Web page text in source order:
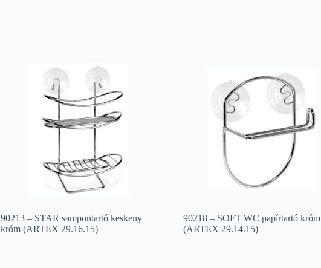
90213 – STAR sampontartó keskeny
króm (ARTEX 29.16.15)
90218 – SOFT WC papírtartó króm
(ARTEX 29.14.15)